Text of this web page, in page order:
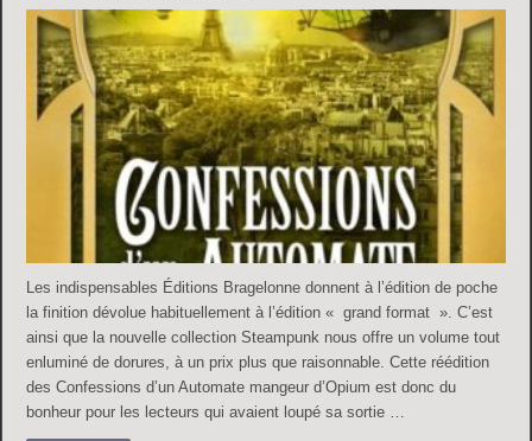
Les indispensables Éditions Bragelonne donnent à l’édition de poche
la finition dévolue habituellement à l’édition « grand format ». C’est
ainsi que la nouvelle collection Steampunk nous offre un volume tout
enluminé de dorures, à un prix plus que raisonnable. Cette réédition
des Confessions d’un Automate mangeur d’Opium est donc du
bonheur pour les lecteurs qui avaient loupé sa sortie …